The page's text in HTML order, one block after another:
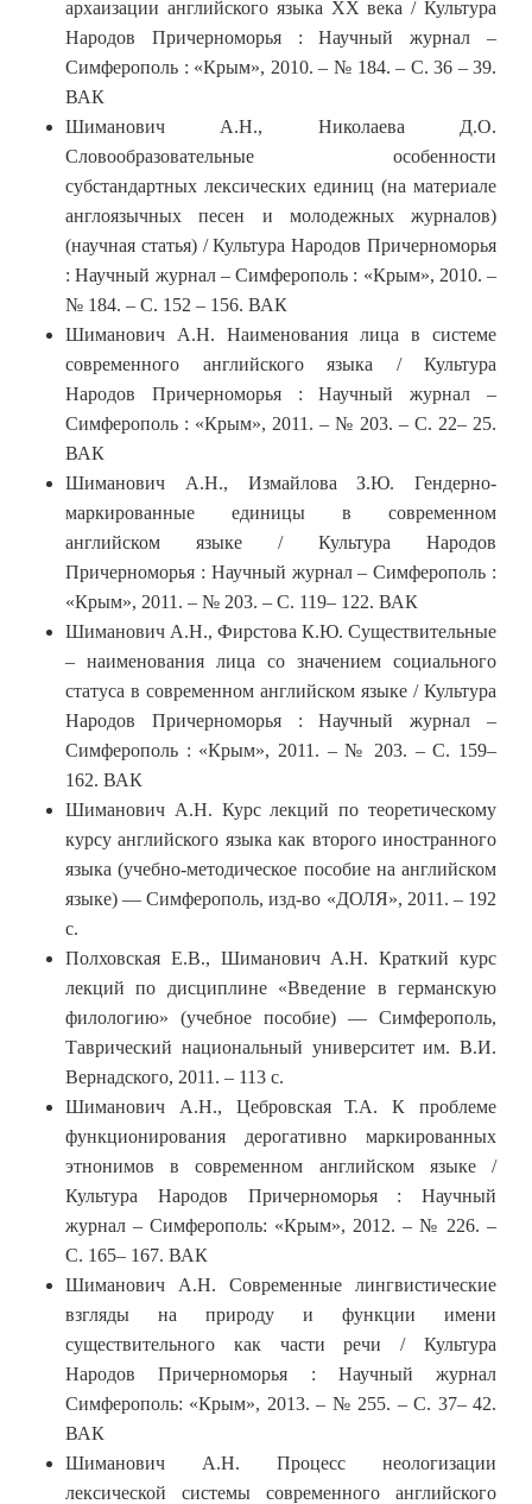
архаизации английского языка ХХ века / Культура
Народов Причерноморья : Научный журнал –
Симферополь : «Крым», 2010. – № 184. – С. 36 – 39.
ВАК
Шиманович А.Н., Николаева Д.О.
Словообразовательные особенности
субстандартных лексических единиц (на материале
англоязычных песен и молодежных журналов)
(научная статья) / Культура Народов Причерноморья
: Научный журнал – Симферополь : «Крым», 2010. –
№ 184. – С. 152 – 156. ВАК
Шиманович А.Н. Наименования лица в системе
современного английского языка / Культура
Народов Причерноморья : Научный журнал –
Симферополь : «Крым», 2011. – № 203. – С. 22– 25.
ВАК
Шиманович А.Н., Измайлова З.Ю. Гендерно-
маркированные единицы в современном
английском языке / Культура Народов
Причерноморья : Научный журнал – Симферополь :
«Крым», 2011. – № 203. – С. 119– 122. ВАК
Шиманович А.Н., Фирстова К.Ю. Существительные
– наименования лица со значением социального
статуса в современном английском языке / Культура
Народов Причерноморья : Научный журнал –
Симферополь : «Крым», 2011. – № 203. – С. 159–
162. ВАК
Шиманович А.Н. Курс лекций по теоретическому
курсу английского языка как второго иностранного
языка (учебно-методическое пособие на английском
языке) — Симферополь, изд-во «ДОЛЯ», 2011. – 192
с.
Полховская Е.В., Шиманович А.Н. Краткий курс
лекций по дисциплине «Введение в германскую
филологию» (учебное пособие) — Симферополь,
Таврический национальный университет им. В.И.
Вернадского, 2011. – 113 с.
Шиманович А.Н., Цебровская Т.А. К проблеме
функционирования дерогативно маркированных
этнонимов в современном английском языке /
Культура Народов Причерноморья : Научный
журнал – Симферополь: «Крым», 2012. – № 226. –
С. 165– 167. ВАК
Шиманович А.Н. Современные лингвистические
взгляды на природу и функции имени
существительного как части речи / Культура
Народов Причерноморья : Научный журнал
Симферополь: «Крым», 2013. – № 255. – С. 37– 42.
ВАК
Шиманович А.Н. Процесс неологизации
лексической системы современного английского